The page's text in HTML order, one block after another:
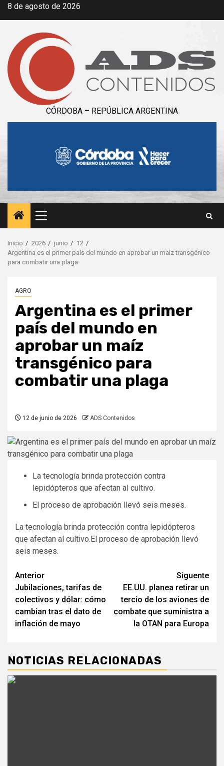
Saltar
8 de agosto de 2026
CÓRDOBA – REPÚBLICA ARGENTINA
Menú
principal
Inicio 2026 junio
12
Argentina es el primer país del mundo en aprobar un maíz transgénico
para combatir una plaga
AGRO
Argentina es el primer
país del mundo en
aprobar un maíz
transgénico para
combatir una plaga
12 de junio de 2026 ADS Contenidos
La tecnología brinda protección contra
lepidópteros que afectan al cultivo.
El proceso de aprobación llevó seis meses.
La tecnología brinda protección contra lepidópteros
que afectan al cultivo.El proceso de aprobación llevó
seis meses.
Navegación
de
entradas
Anterior
Jubilaciones, tarifas de
colectivos y dólar: cómo
cambian tras el dato de
inflación de mayo
Siguente
EE.UU. planea retirar un
tercio de los aviones de
combate que suministra a
la OTAN para Europa
NOTICIAS RELACIONADAS